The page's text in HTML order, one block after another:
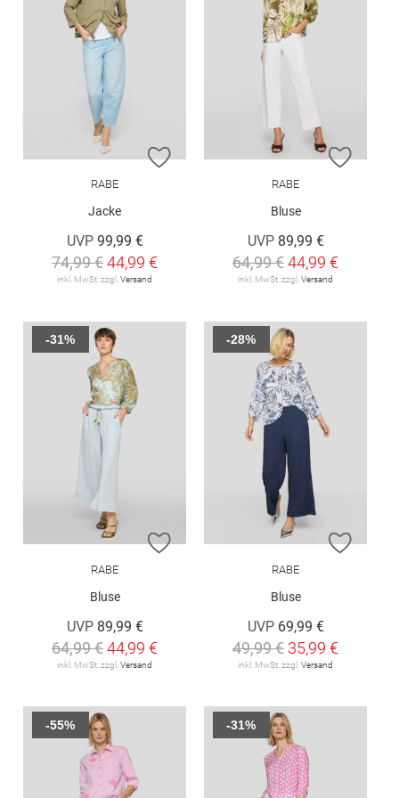
ZUR WUNSCHLISTE HINZUFÜGEN
RABE
Jacke
UVP 99,99 €
74,99 €44,99 €
inkl. MwSt. zzgl. Versand
ZUR
RABE
Bluse
UVP 89,99 €
64,99 €44,99 €
inkl. MwSt. zzgl. Versand
ZUR WUNSCHLISTE HINZUFÜGEN
RABE
Bluse
UVP 89,99 €
64,99 €44,99 €
inkl. MwSt. zzgl. Versand
-31%
ZUR
RABE
Bluse
UVP 69,99 €
49,99 € 35,99 €
inkl. MwSt. zzgl. Versand
-28%
-55% -31%